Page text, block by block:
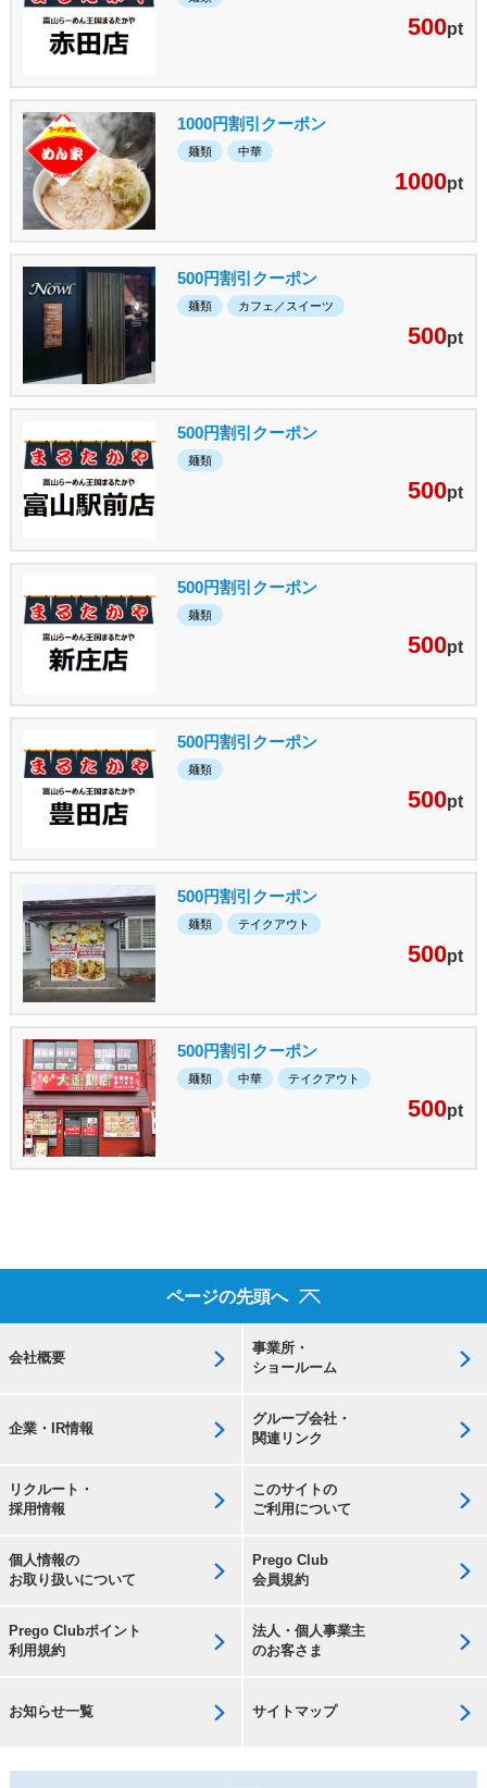
500pt
1000円割引クーポン
麺類 中華
1000pt
500円割引クーポン
麺類 カフェ／スイーツ
500pt
500円割引クーポン
麺類
500pt
500円割引クーポン
麺類
500pt
500円割引クーポン
麺類
500pt
500円割引クーポン
麺類 テイクアウト
500pt
500円割引クーポン
麺類 中華 テイクアウト
500pt
ページの先頭へ
会社概要
事業所・
ショールーム
企業・IR情報
グループ会社・
関連リンク
リクルート・
採用情報
このサイトの
ご利用について
個人情報の
お取り扱いについて
Prego Club
会員規約
Prego Clubポイント
利用規約
法人・個人事業主
のお客さま
お知らせ一覧 サイトマップ